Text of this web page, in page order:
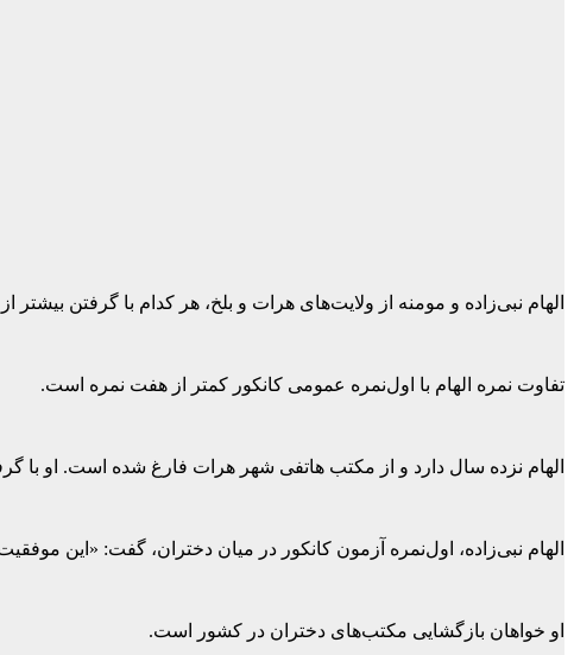
الهام نبی‌زاده و مومنه از ولایت‌های هرات و بلخ، هر کدام با گرفتن بیشتر از ۳۴۸ نمره در آزمون کانکور امسال، بیشترین نمره را در میان دختران به دست آورده‌اند.
تفاوت نمره الهام با اول‌نمره عمومی کانکور کمتر از هفت نمره است.
الهام نزده سال دارد و از مکتب هاتفی شهر هرات فارغ شده است. او با گرفتن ۳۴۸.۶ نمره به دانشکده طب معالجوی دانشگاه هرات راه
الهام نبی‌زاده، اول‌نمره آزمون کانکور در میان دختران، گفت: «این
او خواهان بازگشایی مکتب‌های دختران در کشور است.